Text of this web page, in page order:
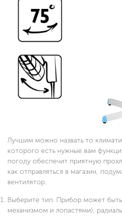
Лучшим можно назвать то
которого есть нужные вам
погоду обеспечит приятную
как отправляться в магазин,
вентилятор.
Выберите тип. Прибор может
механизмом и лопастями),